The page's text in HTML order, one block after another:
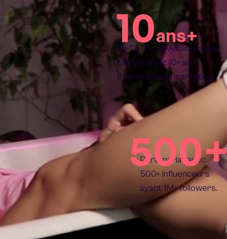
10ans+
Ex-TikTok, ex-Alibaba et ex-
Google, avec 10+ ans
d'expertise en marketing.
Partenariat avec
500+ influenceurs
ayant 1M+ followers.